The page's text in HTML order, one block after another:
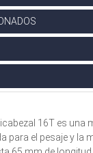
16T es una
para el pesaje y la